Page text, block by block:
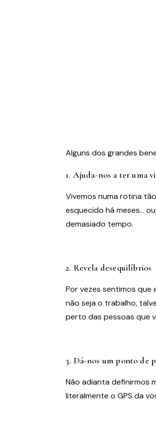
Alguns dos grandes
1. Ajuda-nos a ter uma
Vivemos numa rotina
esquecido há meses…
demasiado tempo.
2. Revela desequilíbrios
Por vezes sentimos que
não seja o trabalho,
perto das pessoas que
3. Dá-nos um ponto de
Não adianta definirmos
literalmente o GPS da